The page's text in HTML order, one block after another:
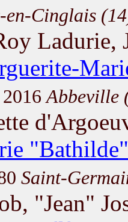
en-Cinglais
Ladurie,
Abbeville
"Bathilde"
Saint-
"Jean"